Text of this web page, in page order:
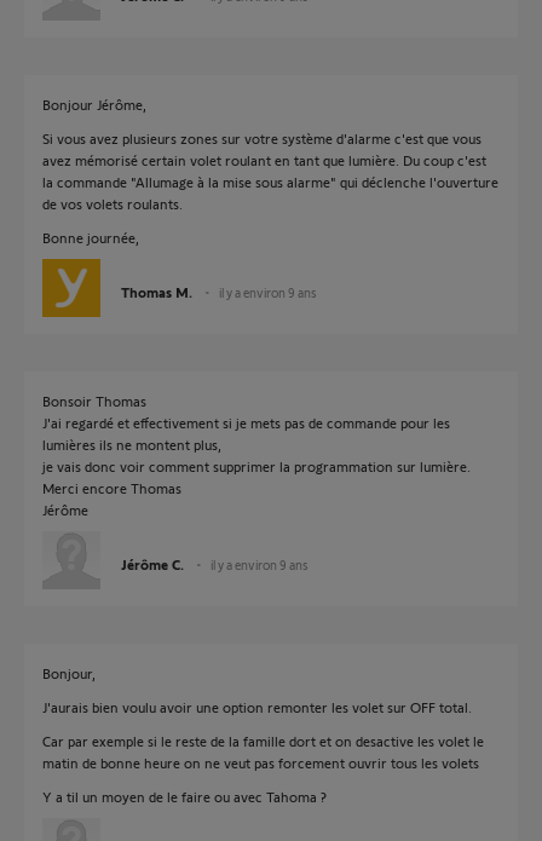
Bonjour Jérôme,
Si vous avez plusieurs zones sur votre système d'alarme c'est que vous
avez mémorisé certain volet roulant en tant que lumière. Du coup c'est
la commande "Allumage à la mise sous alarme" qui déclenche l'ouverture
de vos volets roulants.
Bonne journée,
Thomas M. il y a environ 9 ans
Bonsoir Thomas
J'ai regardé et effectivement si je mets pas de commande pour les
lumières ils ne montent plus,
je vais donc voir comment supprimer la programmation sur lumière.
Merci encore Thomas
Jérôme
Jérôme C. il y a environ 9 ans
Bonjour,
J'aurais bien voulu avoir une option remonter les volet sur OFF total.
Car par exemple si le reste de la famille dort et on desactive les volet le
matin de bonne heure on ne veut pas forcement ouvrir tous les volets
Y a til un moyen de le faire ou avec Tahoma ?